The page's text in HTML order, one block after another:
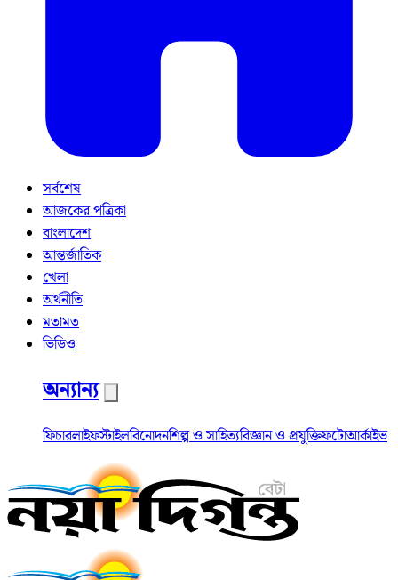
সর্বশেষ
আজকের পত্রিকা
বাংলাদেশ
আন্তর্জাতিক
খেলা
অর্থনীতি
মতামত
ভিডিও
অন্যান্য
ফিচারলাইফস্টাইলবিনোদনশিল্প ও সাহিত্যবিজ্ঞান ও প্রযুক্তিফটোআর্কাইভ